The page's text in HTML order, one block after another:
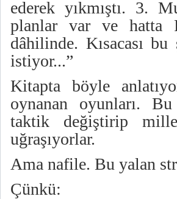
ederek yıkmıştı. 3.
planlar var ve hatta
dâhilinde. Kısacası
istiyor...”
Kitapta böyle
oynanan oyunları.
taktik değiştirip
uğraşıyorlar.
Ama nafile. Bu yalan
Çünkü: